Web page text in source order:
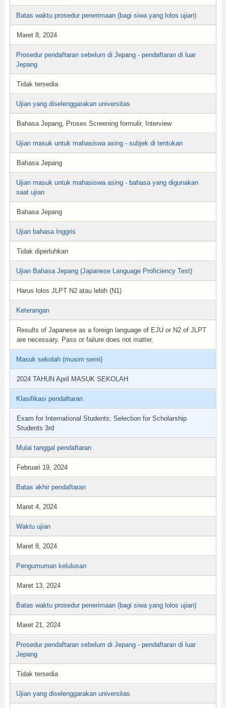
Batas waktu prosedur penerimaan (bagi siwa yang lolos ujian)
Maret 8, 2024
Prosedur pendaftaran sebelum di Jepang - pendaftaran di luar
Jepang
Tidak tersedia
Ujian yang diselenggarakan universitas
Bahasa Jepang, Proses Screening formulir, Interview
Ujian masuk untuk mahasiswa asing - subjek di tentukan
Bahasa Jepang
Ujian masuk untuk mahasiswa asing - bahasa yang digunakan
saat ujian
Bahasa Jepang
Ujian bahasa Inggris
Tidak diperluhkan
Ujian Bahasa Jepang (Japanese Language Proficiency Test)
Harus lolos JLPT N2 atau lebih (N1)
Keterangan
Results of Japanese as a foreign language of EJU or N2 of JLPT
are necessary. Pass or failure does not matter.
Masuk sekolah (musim semi)
2024 TAHUN April MASUK SEKOLAH
Klasifikasi pendaftaran
Exam for International Students; Selection for Scholarship
Students 3rd
Mulai tanggal pendaftaran
Februari 19, 2024
Batas akhir pendaftaran
Maret 4, 2024
Waktu ujian
Maret 8, 2024
Pengumuman kelulusan
Maret 13, 2024
Batas waktu prosedur penerimaan (bagi siwa yang lolos ujian)
Maret 21, 2024
Prosedur pendaftaran sebelum di Jepang - pendaftaran di luar
Jepang
Tidak tersedia
Ujian yang diselenggarakan universitas